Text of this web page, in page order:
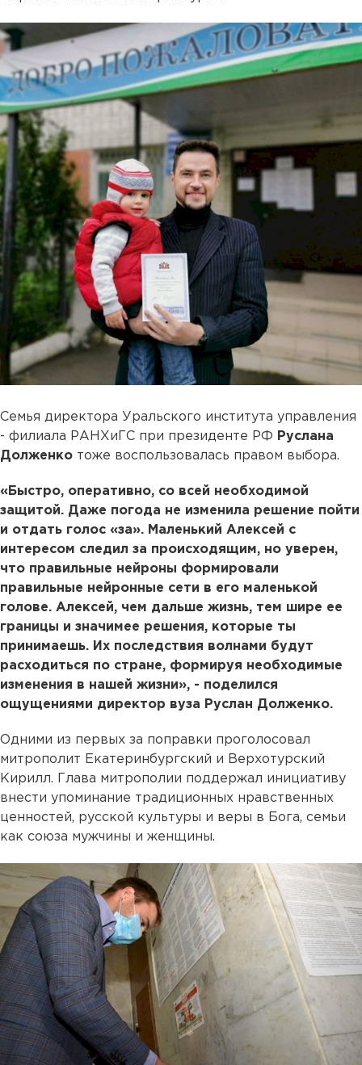
Семья директора Уральского института управления
- филиала РАНХиГС при президенте РФ Руслана
Долженко тоже воспользовалась правом выбора.
«Быстро, оперативно, со всей необходимой
защитой. Даже погода не изменила решение пойти
и отдать голос «за». Маленький Алексей с
интересом следил за происходящим, но уверен,
что правильные нейроны формировали
правильные нейронные сети в его маленькой
голове. Алексей, чем дальше жизнь, тем шире ее
границы и значимее решения, которые ты
принимаешь. Их последствия волнами будут
расходиться по стране, формируя необходимые
изменения в нашей жизни», - поделился
ощущениями директор вуза Руслан Долженко.
Одними из первых за поправки проголосовал
митрополит Екатеринбургский и Верхотурский
Кирилл. Глава митрополии поддержал инициативу
внести упоминание традиционных нравственных
ценностей, русской культуры и веры в Бога, семьи
как союза мужчины и женщины.